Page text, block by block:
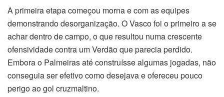
A primeira etapa começou morna e com as equipes
demonstrando desorganização. O Vasco foi o primeiro a se
achar dentro de campo, o que resultou numa crescente
ofensividade contra um Verdão que parecia perdido.
Embora o Palmeiras até construísse algumas jogadas, não
conseguia ser efetivo como desejava e ofereceu pouco
perigo ao gol cruzmaltino.